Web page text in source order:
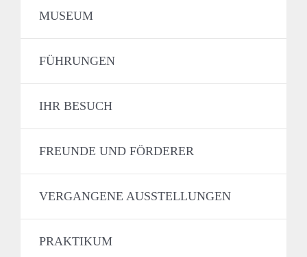
MUSEUM
FÜHRUNGEN
IHR BESUCH
FREUNDE UND FÖRDERER
VERGANGENE AUSSTELLUNGEN
PRAKTIKUM